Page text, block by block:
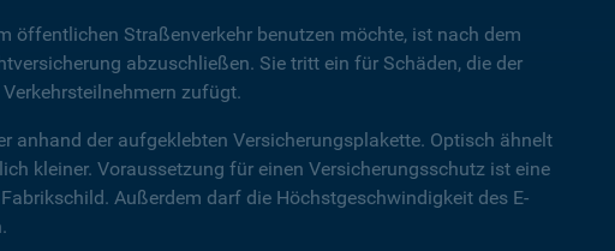
öffentlichen Straßenverkehr benutzen möchte, ist nach dem
abzuschließen. Sie tritt ein für Schäden, die der
zufügt.
anhand der aufgeklebten Versicherungsplakette. Optisch ähnelt
kleiner. Voraussetzung für einen Versicherungsschutz ist eine
Außerdem darf die Höchstgeschwindigkeit des E-